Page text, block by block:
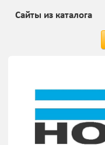
Сайты из каталога